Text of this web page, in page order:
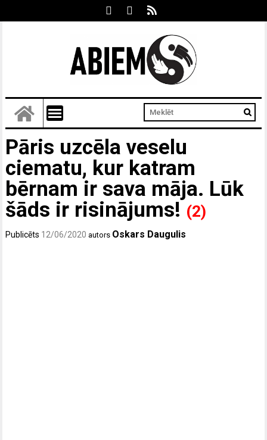
Pāris uzcēla veselu
ciematu, kur katram
bērnam ir sava māja. Lūk
šāds ir risinājums! (2)
Publicēts 12/06/2020 autors Oskars Daugulis